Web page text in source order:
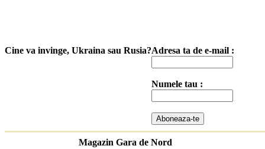
Cine va invinge, Ukraina sau Rusia?Adresa ta de e-mail :
Numele tau :
Magazin Gara de Nord